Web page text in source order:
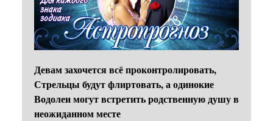
Девам захочется всё проконтролировать,
Стрельцы будут флиртовать, а одинокие
Водолеи могут встретить родственную душу в
неожиданном месте